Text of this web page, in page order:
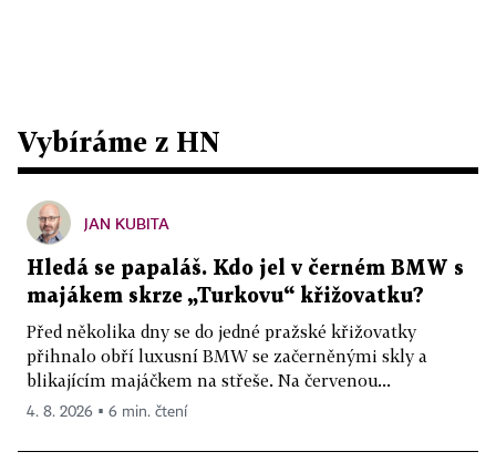
Vybíráme z HN
JAN KUBITA
Hledá se papaláš. Kdo jel v černém BMW s
majákem skrze „Turkovu“ křižovatku?
Před několika dny se do jedné pražské křižovatky
přihnalo obří luxusní BMW se začerněnými skly a
blikajícím majáčkem na střeše. Na červenou...
4. 8. 2026 ▪ 6 min. čtení